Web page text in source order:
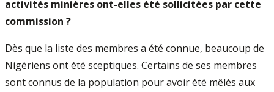
activités minières ont-elles été sollicitées par cette
commission ?
Dès que la liste des membres a été connue, beaucoup de
Nigériens ont été sceptiques. Certains de ses membres
sont connus de la population pour avoir été mêlés aux